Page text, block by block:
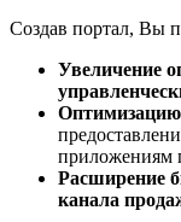
Создав портал, Вы
Увеличение
Оптимизацию
приложениям
Расширение
канала